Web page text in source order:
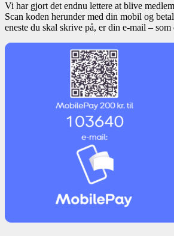
Vi har gjort det endnu lettere at blive
Scan koden herunder med din mobil og
eneste du skal skrive på, er din e-mail –